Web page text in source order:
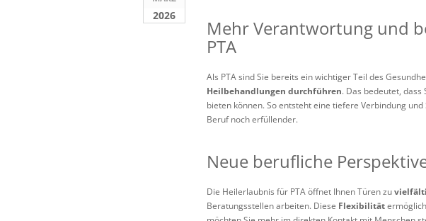
2026
Mehr Verantwortung und
PTA
Als PTA sind Sie bereits ein wichtiger Teil des
Heilbehandlungen durchführen. Das bedeutet,
bieten können. So entsteht eine tiefere Verbindung
Beruf noch erfüllender.
Neue berufliche
Die Heilerlaubnis für PTA öffnet Ihnen Türen zu
Beratungsstellen arbeiten. Diese Flexibilität